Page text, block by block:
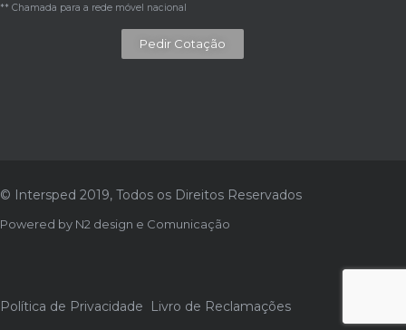
** Chamada para a rede móvel nacional
Pedir Cotação
© Intersped 2019, Todos os Direitos Reservados
Powered by N2 design e Comunicação
Política de Privacidade Livro de Reclamações